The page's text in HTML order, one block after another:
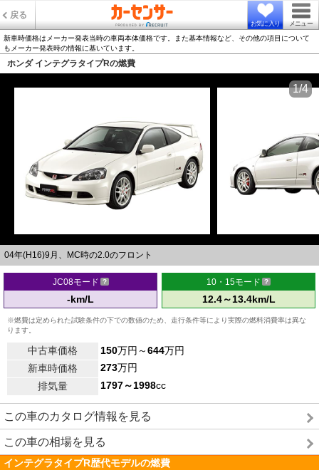
戻る
お気に入り メニュー
新車時価格はメーカー発表当時の車両本体価格です。また基本情報など、その他の項目について
もメーカー発表時の情報に基いています。
ホンダ インテグラタイプRの燃費
04年(H16)9月、MC時の2.0のフロント
1/4
JC08モード
-km/L
10・15モード
12.4～13.4km/L
※燃費は定められた試験条件の下での数値のため、走行条件等により実際の燃料消費率は異な
ります。
中古車価格 150万円～644万円
新車時価格
273万円
排気量
1797～1998cc
この車のカタログ情報を見る
この車の相場を見る
インテグラタイプR歴代モデルの燃費